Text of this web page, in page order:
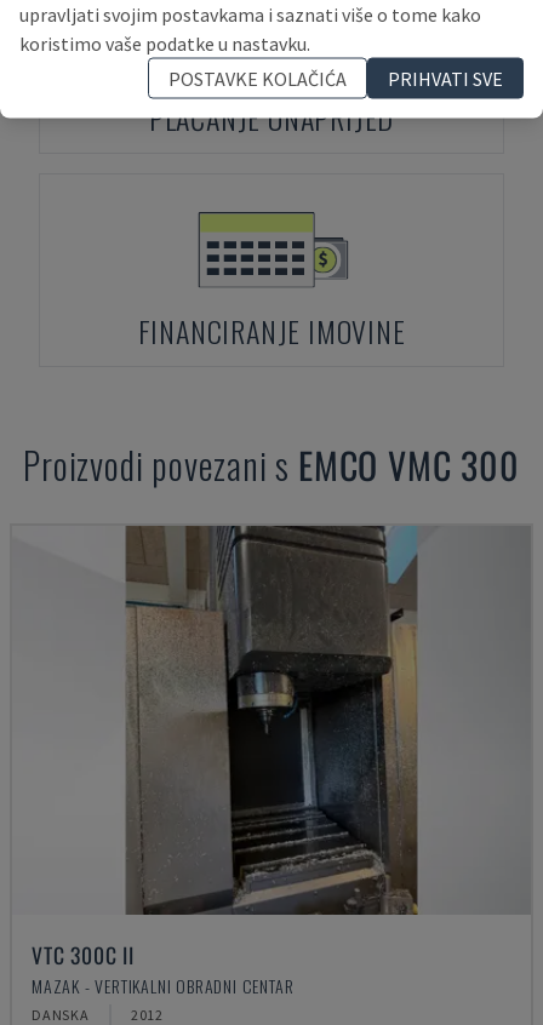
PLAĆANJE UNAPRIJED
FINANCIRANJE IMOVINE
Proizvodi povezani s EMCO VMC 300
VTC 300C II
MAZAK - VERTIKALNI OBRADNI CENTAR
DANSKA 2012
upravljati svojim postavkama i saznati više o tome kako
koristimo vaše podatke u nastavku.
POSTAVKE KOLAČIĆA
PRIHVATI SVE